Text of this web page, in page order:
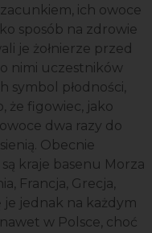
ich owoce
sposób na zdrowie
je żołnierze przed
nimi uczestników
symbol płodności,
że figowiec, jako
dwa razy do
Obecnie
kraje basenu Morza
Francja, Grecja,
je jednak na każdym
w Polsce, choć